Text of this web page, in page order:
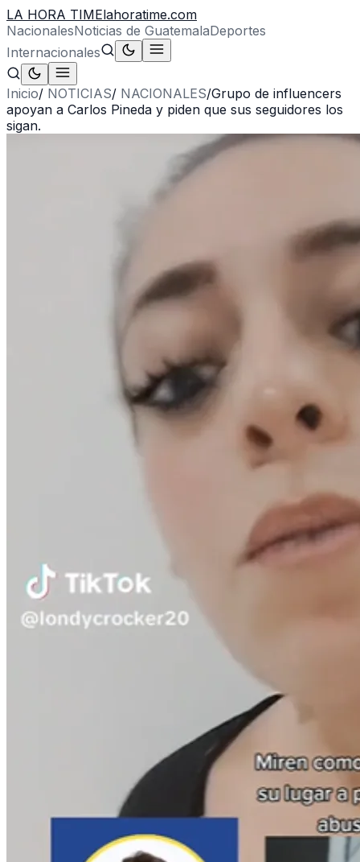
LA HORA TIMElahoratime.com
NacionalesNoticias de GuatemalaDeportes
Internacionales
Inicio/ NOTICIAS/ NACIONALES/Grupo de influencers
apoyan a Carlos Pineda y piden que sus seguidores los
sigan.